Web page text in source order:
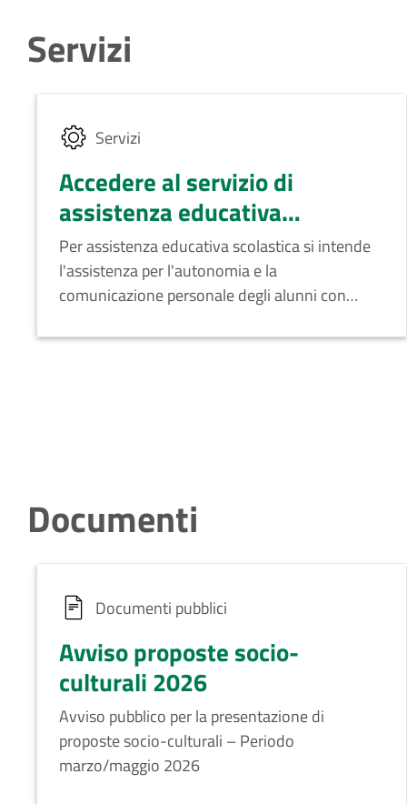
Servizi
Servizi
Accedere al servizio di
assistenza educativa
scolastica
Per assistenza educativa scolastica si intende
l'assistenza per l'autonomia e la
comunicazione personale degli alunni con
Documenti
Documenti pubblici
Avviso proposte socio-
culturali 2026
Avviso pubblico per la presentazione di
proposte socio-culturali – Periodo
marzo/maggio 2026